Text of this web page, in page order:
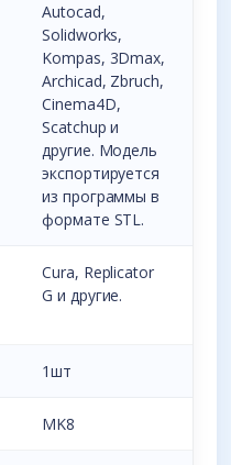
Autocad,
Solidworks,
Kompas, 3Dmax,
Archicad, Zbruch,
Cinema4D,
Scatchup и
другие. Модель
экспортируется
из программы в
формате STL.
Cura, Replicator
G и другие.
1шт
MK8